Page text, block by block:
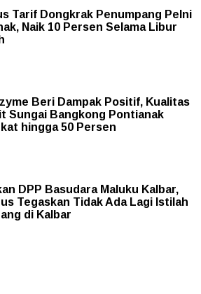
Tarif Dongkrak Penumpang Pelni
Naik 10 Persen Selama Libur
Beri Dampak Positif, Kualitas
Sungai Bangkong Pontianak
hingga 50 Persen
DPP Basudara Maluku Kalbar,
Tegaskan Tidak Ada Lagi Istilah
di Kalbar